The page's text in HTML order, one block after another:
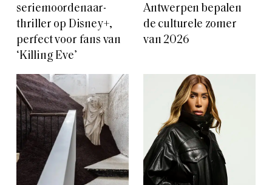
seriemoordenaar-
thriller op Disney+,
perfect voor fans van
‘Killing Eve’
Antwerpen bepalen
de culturele zomer
van 2026